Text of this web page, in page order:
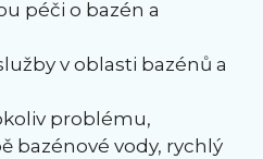
péči o bazén a
v oblasti bazénů a
problému,
bazénové vody, rychlý